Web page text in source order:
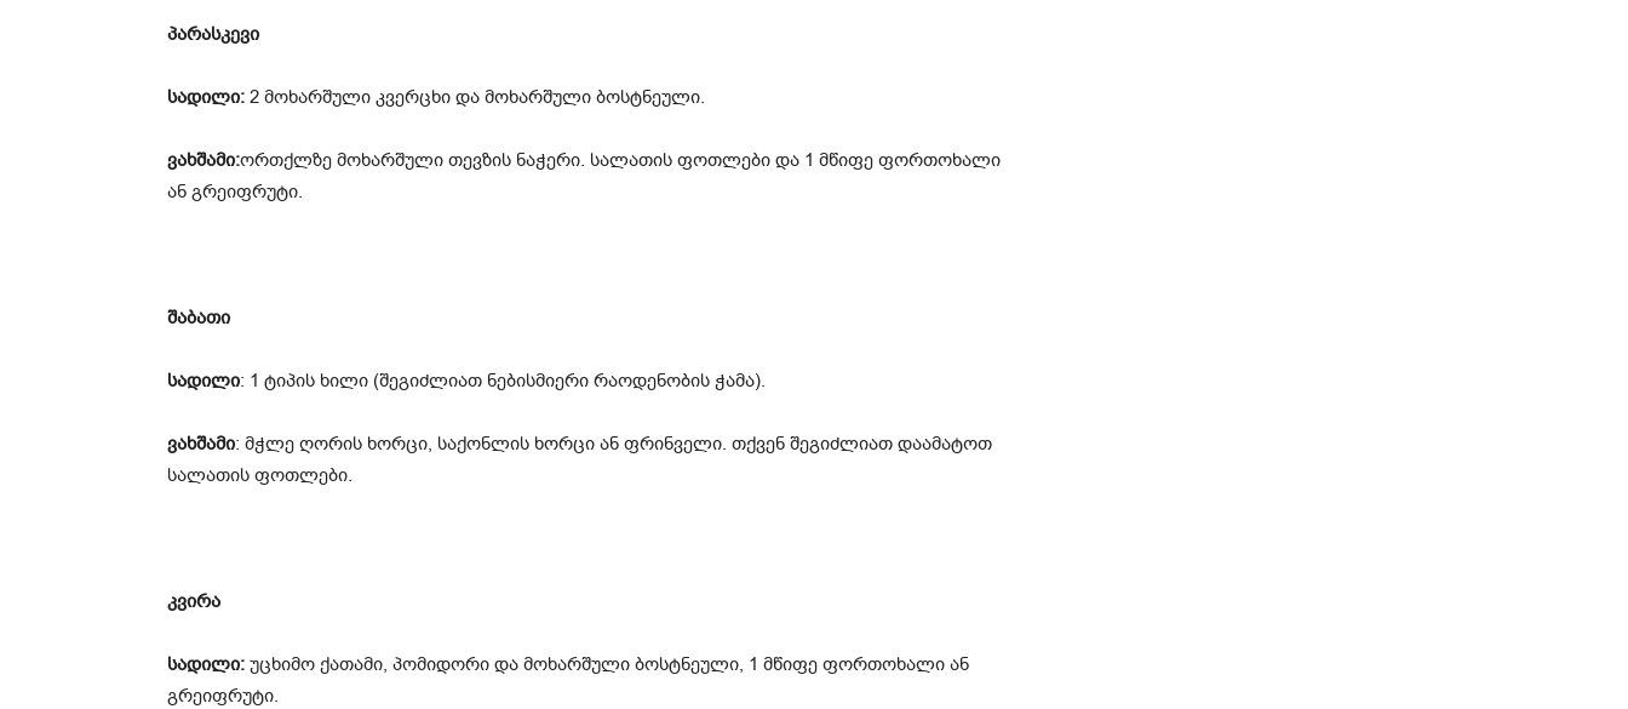
პარასკევი
სადილი: 2 მოხარშული კვერცხი და მოხარშული ბოსტნეული.
ვახშამი:ორთქლზე მოხარშული თევზის ნაჭერი. სალათის ფოთლები და 1 მწიფე ფორთოხალი
ან გრეიფრუტი.
შაბათი
სადილი: 1 ტიპის ხილი (შეგიძლიათ ნებისმიერი რაოდენობის ჭამა).
ვახშამი: მჭლე ღორის ხორცი, საქონლის ხორცი ან ფრინველი. თქვენ შეგიძლიათ დაამატოთ
სალათის ფოთლები.
კვირა
სადილი: უცხიმო ქათამი, პომიდორი და მოხარშული ბოსტნეული, 1 მწიფე ფორთოხალი ან
გრეიფრუტი.